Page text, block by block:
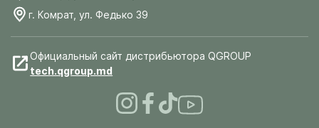
г. Комрат, ул. Федько 39
Официальный сайт дистрибьютора QGROUP
tech.qgroup.md